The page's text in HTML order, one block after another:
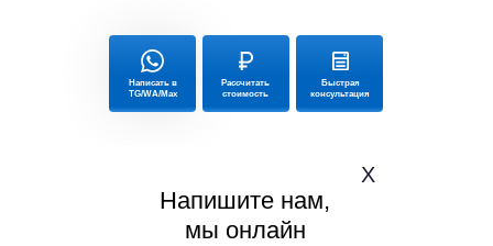
Написать в
TG/WA/Max
Рассчитать
стоимость
Быстрая
консультация
Х
Напишите нам,
мы онлайн